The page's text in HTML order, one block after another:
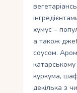
хумус –
а також
соусом.
куркума,
декілька з